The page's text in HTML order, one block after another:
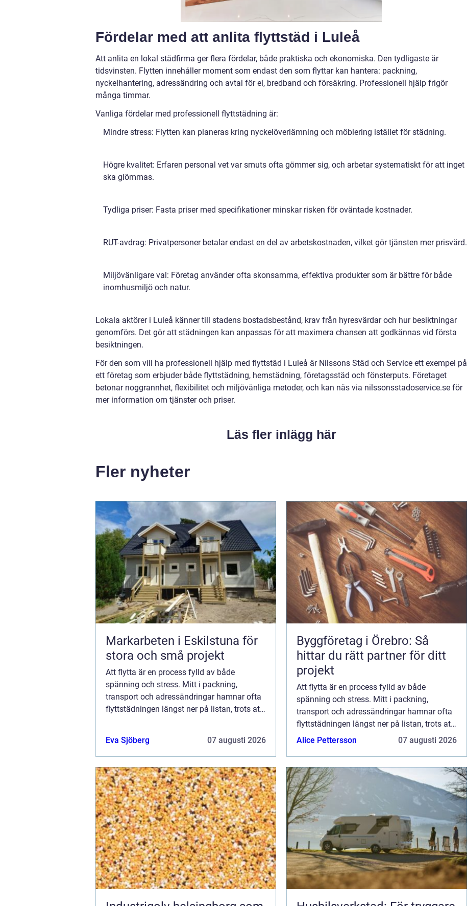
Fördelar med att anlita flyttstäd i Luleå
Att anlita en lokal städfirma ger flera fördelar, både praktiska och ekonomiska. Den tydligaste är
tidsvinsten. Flytten innehåller moment som endast den som flyttar kan hantera: packning,
nyckelhantering, adressändring och avtal för el, bredband och försäkring. Professionell hjälp frigör
många timmar.
Vanliga fördelar med professionell flyttstädning är:
Mindre stress: Flytten kan planeras kring nyckelöverlämning och möblering istället för städning.
Högre kvalitet: Erfaren personal vet var smuts ofta gömmer sig, och arbetar systematiskt för att inget
ska glömmas.
Tydliga priser: Fasta priser med specifikationer minskar risken för oväntade kostnader.
RUT-avdrag: Privatpersoner betalar endast en del av arbetskostnaden, vilket gör tjänsten mer prisvärd.
Miljövänligare val: Företag använder ofta skonsamma, effektiva produkter som är bättre för både
inomhusmiljö och natur.
Lokala aktörer i Luleå känner till stadens bostadsbestånd, krav från hyresvärdar och hur besiktningar
genomförs. Det gör att städningen kan anpassas för att maximera chansen att godkännas vid första
besiktningen.
För den som vill ha professionell hjälp med flyttstäd i Luleå är Nilssons Städ och Service ett exempel på
ett företag som erbjuder både flyttstädning, hemstädning, företagsstäd och fönsterputs. Företaget
betonar noggrannhet, flexibilitet och miljövänliga metoder, och kan nås via nilssonsstadoservice.se för
mer information om tjänster och priser.
Läs fler inlägg här
Fler nyheter
Markarbeten i Eskilstuna för
stora och små projekt
Att flytta är en process fylld av både
spänning och stress. Mitt i packning,
transport och adressändringar hamnar ofta
flyttstädningen längst ner på listan, trots att
Eva Sjöberg
07 augusti 2026
Byggföretag i Örebro: Så
hittar du rätt partner för ditt
projekt
Att flytta är en process fylld av både
spänning och stress. Mitt i packning,
transport och adressändringar hamnar ofta
flyttstädningen längst ner på listan, trots att
den är avgörande för en smidig ...
Alice Pettersson 07 augusti 2026